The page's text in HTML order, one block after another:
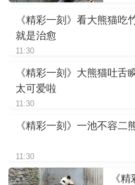
《精彩一刻》看大熊猫吃
就是治愈
11:30
《精彩一刻》大熊猫吐舌
太可爱啦
11:30
《精彩一刻》一池不容二
11:30
《